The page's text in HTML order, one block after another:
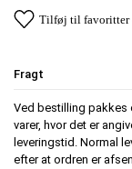
Tilføj til favoritter
Fragt
Ved bestilling pakkes
varer, hvor det er
leveringstid. Normal
efter at ordren er